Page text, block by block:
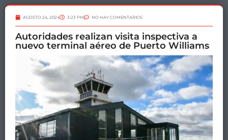
AGOSTO 24, 2024 3:23 PM NO HAY COMENTARIOS
Autoridades realizan visita inspectiva a
nuevo terminal aéreo de Puerto Williams